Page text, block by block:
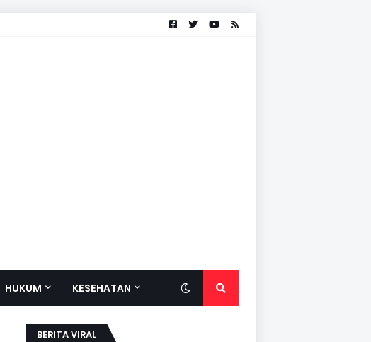
HUKUM KESEHATAN
BERITA VIRAL